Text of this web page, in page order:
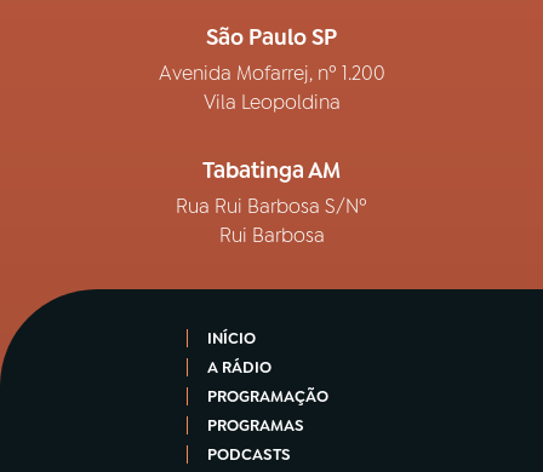
São Paulo SP
Avenida Mofarrej, nº 1.200
Vila Leopoldina
Tabatinga AM
Rua Rui Barbosa S/Nº
Rui Barbosa
INÍCIO
A RÁDIO
PROGRAMAÇÃO
PROGRAMAS
PODCASTS